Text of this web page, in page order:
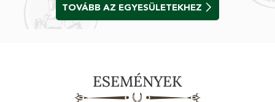
TOVÁBB AZ EGYESÜLETEKHEZ
ESEMÉNYEK